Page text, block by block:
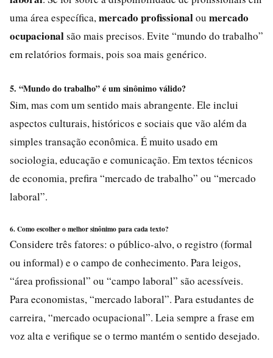
uma área específica, mercado profissionalou mercado
ocupacionalsão mais precisos. Evite “mundo do trabalho”
em relatórios formais, pois soa mais genérico.
5. “Mundo do trabalho” é um sinônimo válido?
Sim, mas com um sentido mais abrangente. Ele inclui
aspectos culturais, históricos e sociais que vão além da
simples transação econômica. É muito usado em
sociologia, educação e comunicação. Em textos técnicos
de economia, prefira “mercado de trabalho” ou “mercado
laboral”.
6. Como escolher o melhor sinônimo para cada texto?
Considere três fatores: o público-alvo, o registro (formal
ou informal) e o campo de conhecimento. Para leigos,
“área profissional” ou “campo laboral” são acessíveis.
Para economistas, “mercado laboral”. Para estudantes de
carreira, “mercado ocupacional”. Leia sempre a frase em
voz alta e verifique se o termo mantém o sentido desejado.